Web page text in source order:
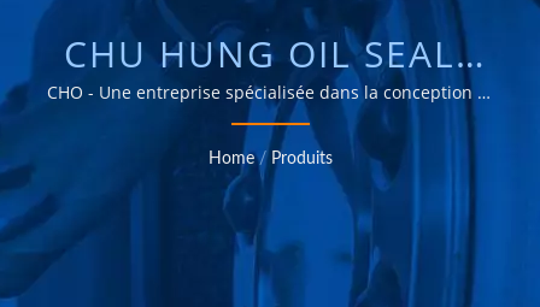
CHU HUNG OIL SEALS
INDUSTRIAL CO., LTD.
CHO - Une entreprise spécialisée dans la conception et
le développement de joints.
Home / Produits